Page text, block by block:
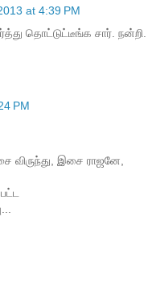
at 4:39 PM
தொட்டுட்டீங்க சார். நன்றி.
PM
விருந்து, இசை ராஜனே,